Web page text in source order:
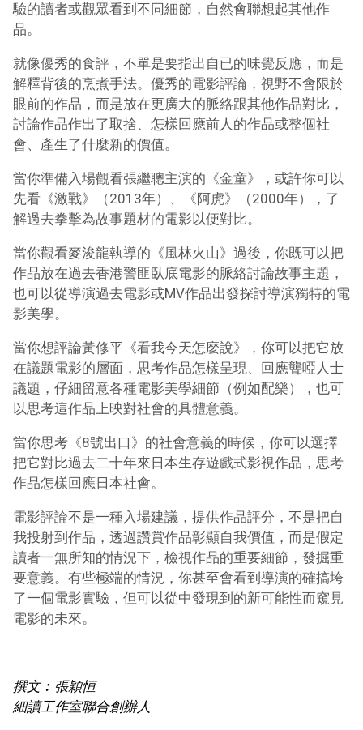
驗的讀者或觀眾看到不同細節，自然會聯想起其他作
品。
就像優秀的食評，不單是要指出自已的味覺反應，而是
解釋背後的烹煮手法。優秀的電影評論，視野不會限於
眼前的作品，而是放在更廣大的脈絡跟其他作品對比，
討論作品作出了取捨、怎樣回應前人的作品或整個社
會、產生了什麼新的價值。
當你準備入場觀看張繼聰主演的《金童》，或許你可以
先看《激戰》（2013年）、《阿虎》（2000年），了
解過去拳擊為故事題材的電影以便對比。
當你觀看麥浚龍執導的《風林火山》過後，你既可以把
作品放在過去香港警匪臥底電影的脈絡討論故事主題，
也可以從導演過去電影或MV作品出發探討導演獨特的電
影美學。
當你想評論黃修平《看我今天怎麼說》，你可以把它放
在議題電影的層面，思考作品怎樣呈現、回應聾啞人士
議題，仔細留意各種電影美學細節（例如配樂），也可
以思考這作品上映對社會的具體意義。
當你思考《8號出口》的社會意義的時候，你可以選擇
把它對比過去二十年來日本生存遊戲式影視作品，思考
作品怎樣回應日本社會。
電影評論不是一種入場建議，提供作品評分，不是把自
我投射到作品，透過讚賞作品彰顯自我價值，而是假定
讀者一無所知的情況下，檢視作品的重要細節，發掘重
要意義。有些極端的情況，你甚至會看到導演的確搞垮
了一個電影實驗，但可以從中發現到的新可能性而窺見
電影的未來。
撰文︰張穎恒
細讀工作室聯合創辦人